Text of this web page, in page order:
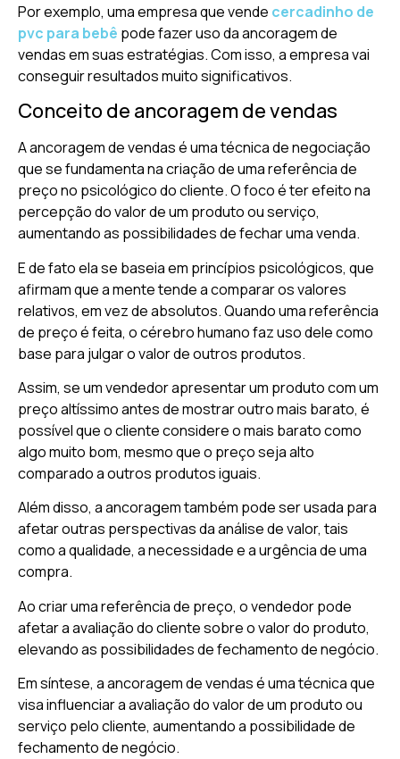
Por exemplo, uma empresa que vende cercadinho de
pvc para bebê pode fazer uso da ancoragem de
vendas em suas estratégias. Com isso, a empresa vai
conseguir resultados muito significativos.
Conceito de ancoragem de vendas
A ancoragem de vendas é uma técnica de negociação
que se fundamenta na criação de uma referência de
preço no psicológico do cliente. O foco é ter efeito na
percepção do valor de um produto ou serviço,
aumentando as possibilidades de fechar uma venda.
E de fato ela se baseia em princípios psicológicos, que
afirmam que a mente tende a comparar os valores
relativos, em vez de absolutos. Quando uma referência
de preço é feita, o cérebro humano faz uso dele como
base para julgar o valor de outros produtos.
Assim, se um vendedor apresentar um produto com um
preço altíssimo antes de mostrar outro mais barato, é
possível que o cliente considere o mais barato como
algo muito bom, mesmo que o preço seja alto
comparado a outros produtos iguais.
Além disso, a ancoragem também pode ser usada para
afetar outras perspectivas da análise de valor, tais
como a qualidade, a necessidade e a urgência de uma
compra.
Ao criar uma referência de preço, o vendedor pode
afetar a avaliação do cliente sobre o valor do produto,
elevando as possibilidades de fechamento de negócio.
Em síntese, a ancoragem de vendas é uma técnica que
visa influenciar a avaliação do valor de um produto ou
serviço pelo cliente, aumentando a possibilidade de
fechamento de negócio.